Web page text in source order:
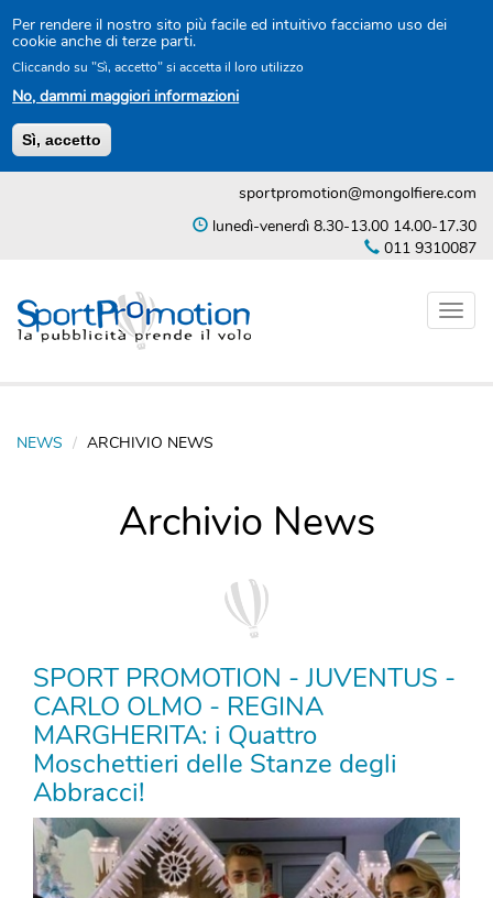
Per rendere il nostro sito più facile ed intuitivo facciamo uso dei
cookie anche di terze parti.
Cliccando su "Sì, accetto" si accetta il loro utilizzo
No, dammi maggiori informazioni
Sì, accetto
sportpromotion@mongolfiere.com
lunedì-venerdì 8.30-13.00 14.00-17.30
011 9310087
NEWS ARCHIVIO NEWS
Archivio News
SPORT PROMOTION - JUVENTUS -
CARLO OLMO - REGINA
MARGHERITA: i Quattro
Moschettieri delle Stanze degli
Abbracci!